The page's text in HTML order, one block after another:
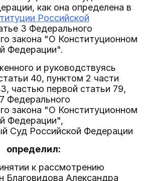
как она определена в
Российской
3 Федерального
закона "О Конституционном
Федерации".
и руководствуясь
40, пунктом 2 части
частью первой статьи 79,
Федерального
закона "О Конституционном
Федерации",
Суд Российской Федерации
определил:
к рассмотрению
Благовидова Александра